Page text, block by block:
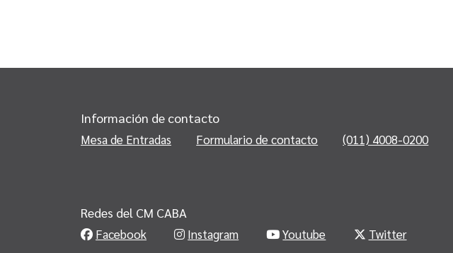
Información de contacto
Mesa de Entradas Formulario de contacto (011) 4008-0200
Redes del CM CABA
Facebook Instagram Youtube Twitter